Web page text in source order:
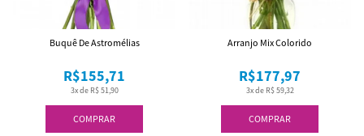
COMPRAR
3x de R$ 51,90
R$155,71
Buquê De Astromélias
COMPRAR
3x de R$ 59,32
R$177,97
Arranjo Mix Colorido